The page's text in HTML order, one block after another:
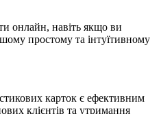
онлайн, навіть якщо ви
простому та інтуїтивному
карток є ефективним
клієнтів та утримання